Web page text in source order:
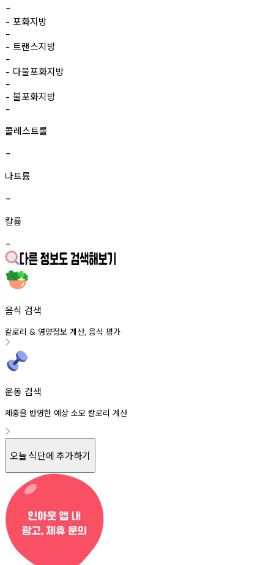
-
- 포화지방
-
- 트랜스지방
-
- 다불포화지방
-
- 불포화지방
-
콜레스트롤
-
나트륨
-
칼륨
-
음식 검색
칼로리 & 영양정보 계산, 음식 평가
운동 검색
체중을 반영한 예상 소모 칼로리 계산
오늘 식단에 추가하기